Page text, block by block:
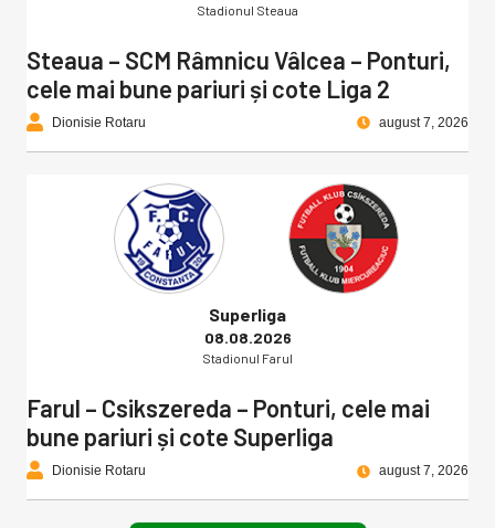
Stadionul Steaua
Steaua – SCM Râmnicu Vâlcea – Ponturi,
cele mai bune pariuri și cote Liga 2
Dionisie Rotaru august 7, 2026
Superliga
08.08.2026
Stadionul Farul
Farul – Csikszereda – Ponturi, cele mai
bune pariuri și cote Superliga
Dionisie Rotaru august 7, 2026